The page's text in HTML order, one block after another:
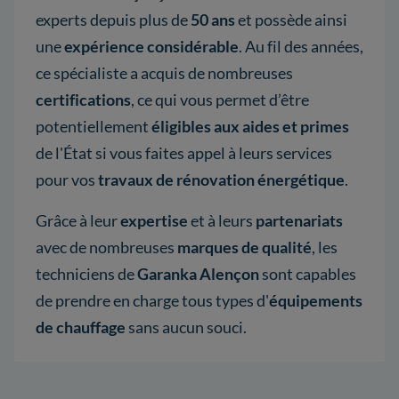
experts depuis plus de50 anset possède ainsi
uneexpérience considérable. Au fil des années,
ce spécialiste a acquis de nombreuses
certifications, ce qui vous permet d’être
potentiellementéligibles aux aides et primes
de l'État si vous faites appel à leurs services
pour vostravaux de rénovation énergétique.
Grâce à leurexpertiseet à leurs partenariats
avec de nombreuses marques de qualité, les
techniciens deGaranka Alençonsont capables
de prendre en charge tous types d'équipements
de chauffage sans aucun souci.